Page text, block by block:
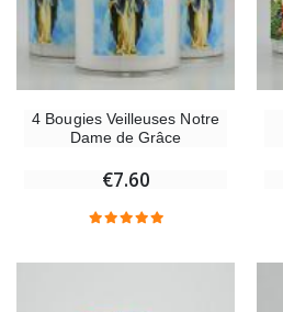
4 Bougies Veilleuses Notre
Dame de Grâce
€7.60